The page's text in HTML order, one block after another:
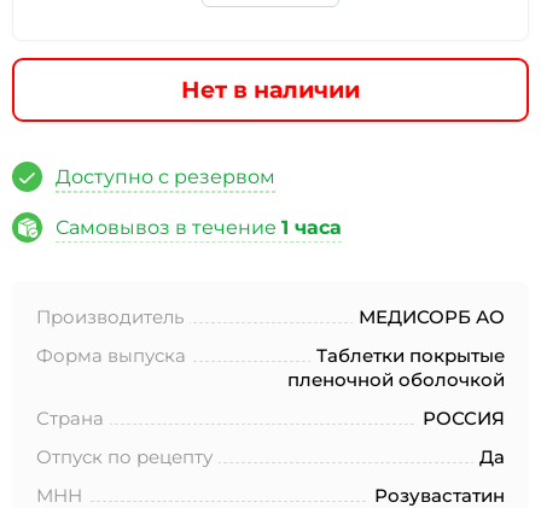
Нет в наличии
Доступно с резервом
Самовывоз в течение 1 часа
Производитель
МЕДИСОРБ АО
Форма выпуска
Таблетки покрытые
пленочной оболочкой
Страна
РОССИЯ
Отпуск по рецепту
Да
МНН
Розувастатин
* Нажимая кнопку «Отправить отзыв», я даю свое
согласие на обработку моих персональных данных, в
соответствии с Федеральным законом от 27.07.2006 года
№152-ФЗ «О персональных данных», на условиях и для
целей, определенных в Согласии на обработку
персональных данных *